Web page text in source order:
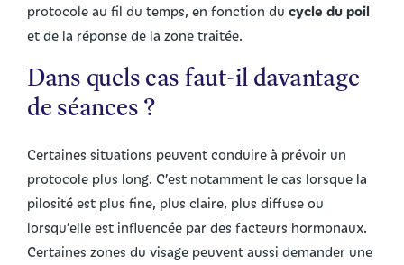
protocole au fil du temps, en fonction du cycle du poil
et de la réponse de la zone traitée.
Dans quels cas faut-il davantage
de séances ?
Certaines situations peuvent conduire à prévoir un
protocole plus long. C’est notamment le cas lorsque la
pilosité est plus fine, plus claire, plus diffuse ou
lorsqu’elle est influencée par des facteurs hormonaux.
Certaines zones du visage peuvent aussi demander une